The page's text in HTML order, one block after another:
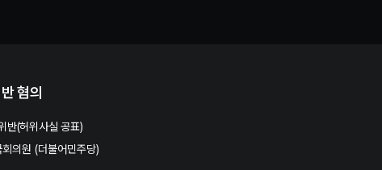
혐의
반(허위사실 공표)
의원 (더불어민주당)